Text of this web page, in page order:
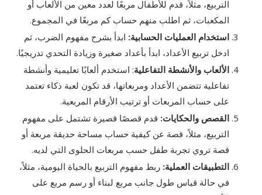
التربيع، مثلاً، قدم للأطفال مربعًا لعدد معين من الألعاب أو
المكعبات، ثم اطلب منهم حساب كم مربعًا في المجموع.
استخدام العمليات الحسابية: ابدأ بشرح مفهوم الضرب، ثم
ادخل تربيع الأعداد، ابدأ بأعداد صغيرة وزيادة التحدي تدريجيًا.
الألعاب والأنشطة التفاعلية: استخدم ألعابًا تعليمية وأنشطة
تفاعلية تتضمن الأعداد ومربعاتها، قد تكون لعبة ذكاء تعتمد
على حساب المربعات أو ترتيب الأرقام المربعية.
القصص والحكايات: قدم قصصًا قصيرة تشتمل على مفهوم
التربيع، مثلاً، قصة عن كيفية حساب مساحة حديقة مربعة أو
قصة تروي تجربة طفل حسب مربعات الحلوى التي لديه.
التطبيقات العملية: ربط مفهوم التربيع بالحياة اليومية، مثلاً،
في حالة قياس طول جانب مربع لبناء أو رسم مربع على